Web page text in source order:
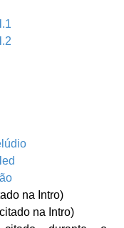
na Intro)
na Intro)